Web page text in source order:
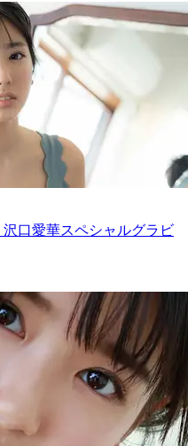
沢口愛華スペシャルグラビ